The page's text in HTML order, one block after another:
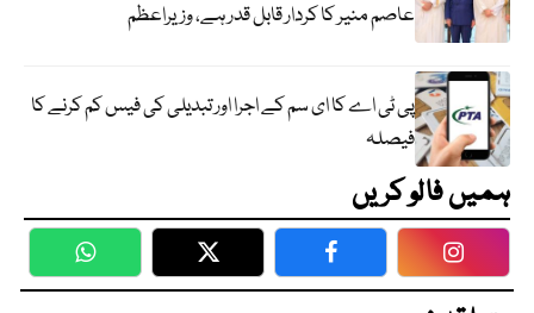
عاصم منیر کا کردار قابل قدر ہے، وزیراعظم
پی ٹی اے کا ای سم کے اجرا اور تبدیلی کی فیس کم کرنے کا
فیصلہ
ہمیں فالو کریں
WhatsApp Twitter Facebook